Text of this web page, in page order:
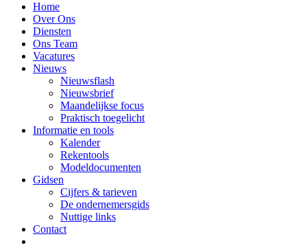
Home
Over Ons
Diensten
Ons Team
Vacatures
Nieuws
Nieuwsflash
Nieuwsbrief
Maandelijkse focus
Praktisch toegelicht
Informatie en tools
Kalender
Rekentools
Modeldocumenten
Gidsen
Cijfers & tarieven
De ondernemersgids
Nuttige links
Contact